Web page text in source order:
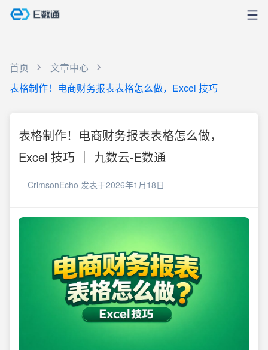
首页
文章中心
表格制作！电商财务报表表格怎么做，Excel 技巧
表格制作！电商财务报表表格怎么做，
Excel 技巧 ｜ 九数云-E数通
CrimsonEcho 发表于2026年1月18日